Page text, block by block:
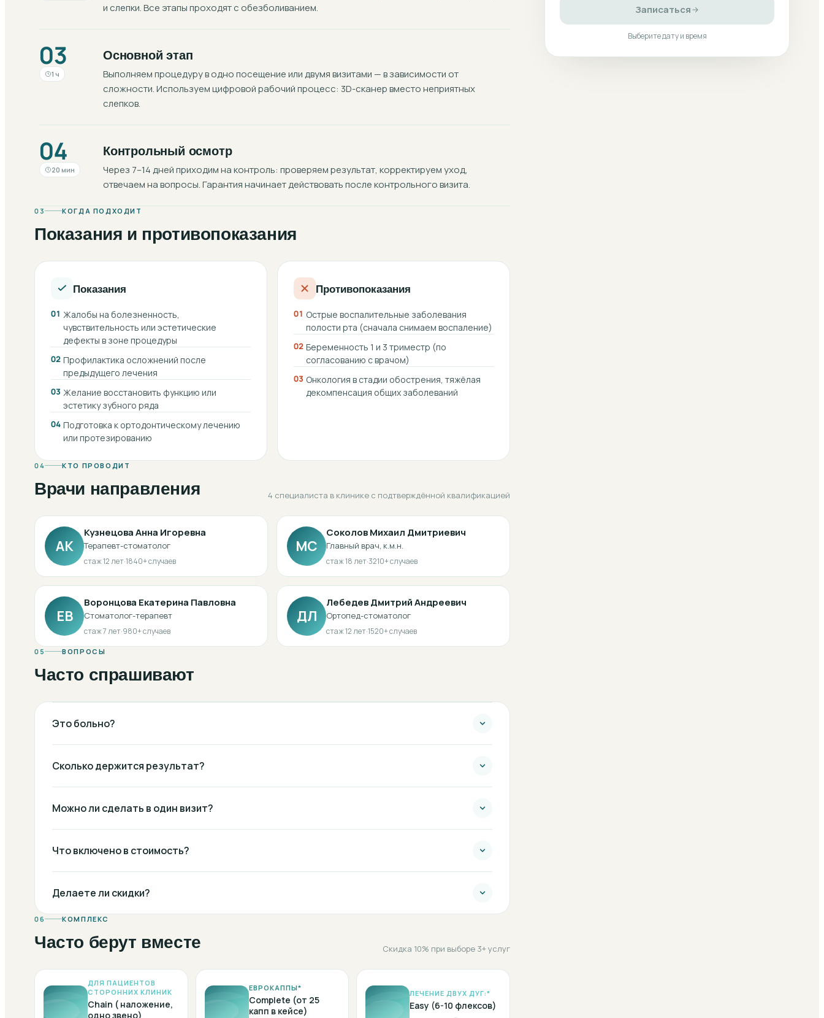
и слепки. Все этапы проходят с обезболиванием.
03
1 ч
Основной этап
Выполняем процедуру в одно посещение или двумя визитами — в зависимости от
сложности. Используем цифровой рабочий процесс: 3D-сканер вместо неприятных
слепков.
04
20 мин
Контрольный осмотр
Через 7–14 дней приходим на контроль: проверяем результат, корректируем уход,
отвечаем на вопросы. Гарантия начинает действовать после контрольного визита.
03 КОГДА ПОДХОДИТ
Показания и противопоказания
Показания
01 Жалобы на болезненность,
чувствительность или эстетические
дефекты в зоне процедуры
02 Профилактика осложнений после
предыдущего лечения
03 Желание восстановить функцию или
эстетику зубного ряда
04 Подготовка к ортодонтическому лечению
или протезированию
Противопоказания
01 Острые воспалительные заболевания
полости рта (сначала снимаем воспаление)
02 Беременность 1 и 3 триместр (по
согласованию с врачом)
03 Онкология в стадии обострения, тяжёлая
декомпенсация общих заболеваний
04 КТО ПРОВОДИТ
Врачи направления 4 специалиста в клинике с подтверждённой квалификацией
АК
Кузнецова Анна Игоревна
Терапевт-стоматолог
стаж12лет·1840+ случаев
МС
Соколов Михаил Дмитриевич
Главный врач, к.м.н.
стаж18лет·3210+ случаев
ЕВ
Воронцова Екатерина Павловна
Стоматолог-терапевт
стаж7лет·980+ случаев
ДЛ
Лебедев Дмитрий Андреевич
Ортопед-стоматолог
стаж12лет·1520+ случаев
05 ВОПРОСЫ
Часто спрашивают
Это больно?
Сколько держится результат?
Можно ли сделать в один визит?
Что включено в стоимость?
Делаете ли скидки?
06 КОМПЛЕКС
Часто берут вместе Скидка 10% при выборе 3+ услуг
ДЛЯ ПАЦИЕНТОВ
СТОРОННИХ КЛИНИК
Chain ( наложение,
одно звено)
ЕВРОКАППЫ*
Complete (от 25
капп в кейсе)
ЛЕЧЕНИЕ ДВУХ ДУГ:*
Easy (6-10 флексов)
Записаться
Выберите дату и время